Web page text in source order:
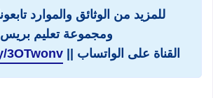
للمزيد من الوثائق والموارد
ومجموعة تعليم بريس
القناة على الواتساب || 3OTwonv